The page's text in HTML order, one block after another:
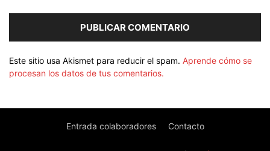
Este sitio usa Akismet para reducir el spam. Aprende cómo se
procesan los datos de tus comentarios.
Entrada colaboradores Contacto